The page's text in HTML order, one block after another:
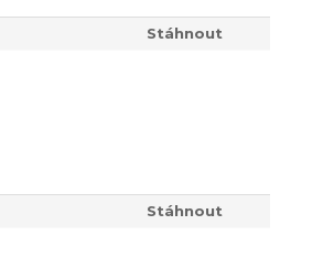
Stáhnout
Stáhnout